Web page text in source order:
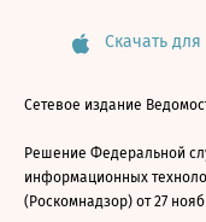
Скачать для
Сетевое издание
Решение Федеральной
информационных
(Роскомнадзор) от 27